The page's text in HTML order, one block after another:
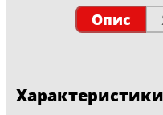
Опис
Характеристики